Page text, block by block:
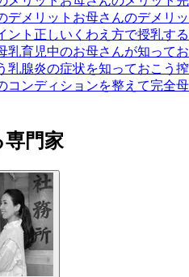
デメリット お母さんのデメリッ
ント 正しいくわえ方で授乳する
乳育児中のお母さんが知ってお
乳腺炎の症状を知っておこう 搾
コンディションを整えて完全母
門家